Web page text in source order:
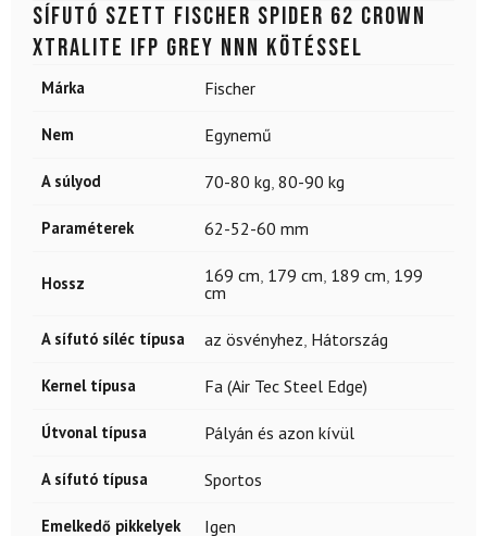
Sífutó szett FISCHER Spider 62 Crown
Xtralite IFP Grey NNN kötéssel
Márka Fischer
Nem Egynemű
A súlyod 70-80 kg, 80-90 kg
Paraméterek 62-52-60 mm
Hossz 169 cm, 179 cm, 189 cm, 199
cm
A sífutó síléc típusa az ösvényhez, Hátország
Kernel típusa Fa (Air Tec Steel Edge)
Útvonal típusa Pályán és azon kívül
A sífutó típusa Sportos
Emelkedő pikkelyek Igen